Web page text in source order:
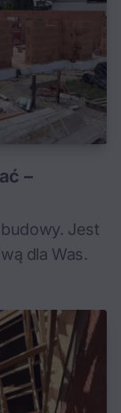
–
Jest
dla Was.